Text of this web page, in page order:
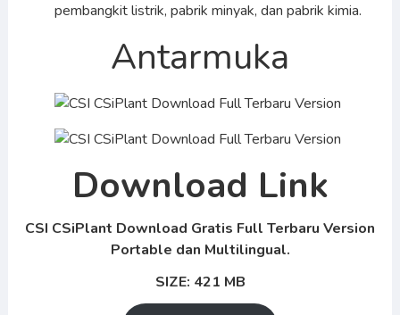
pembangkit listrik, pabrik minyak, dan pabrik kimia.
Antarmuka
Download Link
CSI CSiPlant Download Gratis Full Terbaru Version
Portable dan Multilingual.
SIZE: 421 MB